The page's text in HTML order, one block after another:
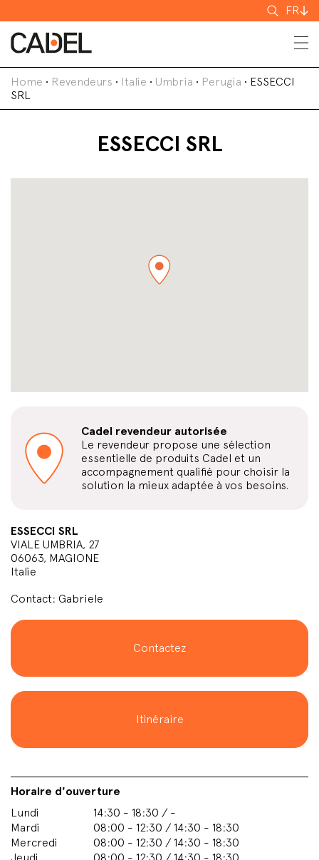
FR
Home • Revendeurs • Italie • Umbria • Perugia • ESSECCI
SRL
ESSECCI SRL
Cadel revendeur autorisée
Le revendeur propose une sélection
essentielle de produits Cadel et un
accompagnement qualifié pour choisir la
solution la mieux adaptée à vos besoins.
ESSECCI SRL
VIALE UMBRIA, 27
06063, MAGIONE
Italie
Contact: Gabriele
Contactez
Itinéraire
Horaire d'ouverture
Lundi
14:30 - 18:30 / -
Mardi
08:00 - 12:30 / 14:30 - 18:30
Mercredi
08:00 - 12:30 / 14:30 - 18:30